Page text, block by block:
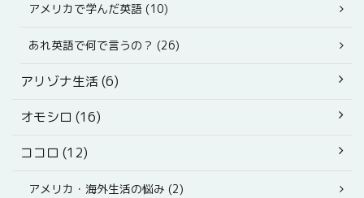
アメリカで学んだ英語 (10)
あれ英語で何で言うの？ (26)
アリゾナ生活 (6)
オモシロ (16)
ココロ (12)
アメリカ・海外生活の悩み (2)